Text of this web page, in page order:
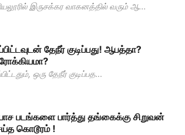
இருசக்கர வாகனத்தில் வரும் ஆ...
தேநீர் குடிப்ப‍து! ஆபத்தா?
ஒரு தேநீர் குடிப்ப‍த...
படங்களை பார்த்து தங்கைக்கு சிறுவன்
கொடூரம் !